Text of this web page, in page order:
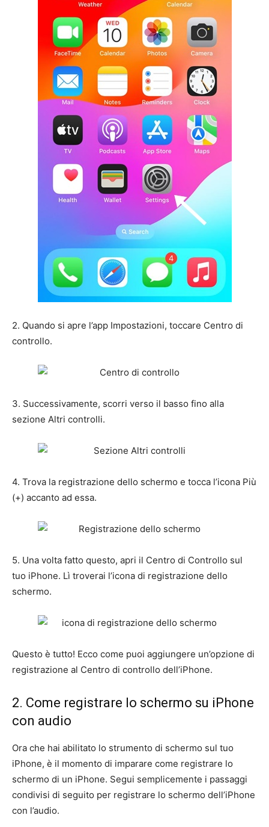
2. Quando si apre l’app Impostazioni, toccare Centro di
controllo.
3. Successivamente, scorri verso il basso fino alla
sezione Altri controlli.
4. Trova la registrazione dello schermo e tocca l’icona Più
(+) accanto ad essa.
5. Una volta fatto questo, apri il Centro di Controllo sul
tuo iPhone. Lì troverai l’icona di registrazione dello
schermo.
Questo è tutto! Ecco come puoi aggiungere un’opzione di
registrazione al Centro di controllo dell’iPhone.
2. Come registrare lo schermo su iPhone
con audio
Ora che hai abilitato lo strumento di schermo sul tuo
iPhone, è il momento di imparare come registrare lo
schermo di un iPhone. Segui semplicemente i passaggi
condivisi di seguito per registrare lo schermo dell’iPhone
con l’audio.